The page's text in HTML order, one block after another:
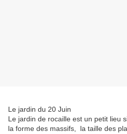
Le jardin du 20 Juin
Le jardin de rocaille est un petit lieu
la forme des massifs, la taille des